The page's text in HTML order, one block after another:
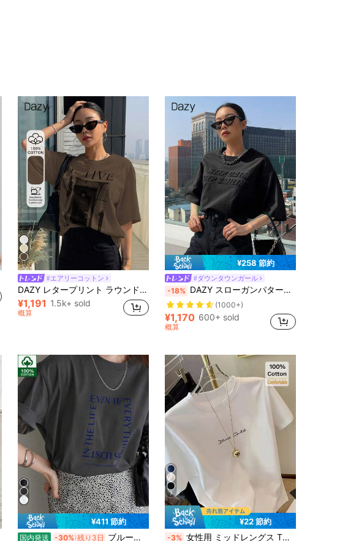
#エアリーコットン
DAZY レタープリント ラウンドネック ルーズフィット 半袖Tシャツ、アクティブサマー、グラフィックTシャツ、レディース
¥1,191 1.5k+ sold
概算
¥258 節約
#ダウンタウンガール
-18% DAZY スローガンパターンドロップショルダーTシャツ KEEP CALM KEEP SMILING オーバーサイズTシャツ
(1000+)
¥1,170 600+ sold
概算
¥411 節約
国内発送 -30% 残り3日 ブルーロゴフレームプリント ホワイト 半袖Tシャツ 綿100％ レディース ビッグシルエット シンプルコーデ
7
¥22 節約
-3% 女性用 ミッドレングス Tシャツ、スタイリッシュなグラフィックティー アンダーシャツ #3333 カジュアル サマー
#9 ベストセラー 長い 女性用Tシャツ